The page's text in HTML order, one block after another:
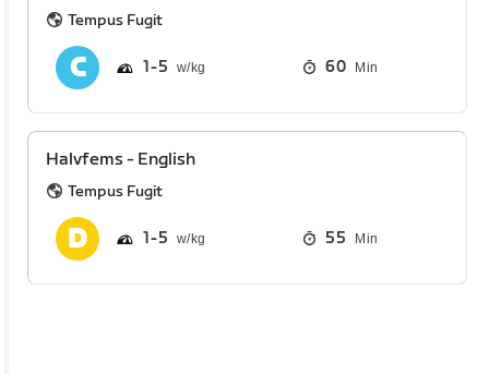
Tempus Fugit
1 5 60 Min
Halvfems - English
Tempus Fugit
1 5 55 Min